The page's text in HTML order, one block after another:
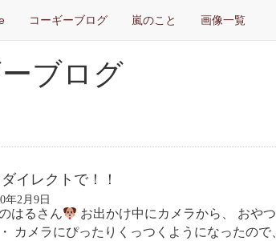
コーギーブログ 嵐のこと 画像一覧
ブログ
イレクトで！！
年2月9日
はるさん
お出かけ中にカメラから、 おや
カメラにぴったりくっつくようになったの